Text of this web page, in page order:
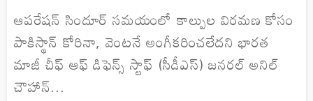
ఆపరేషన్ సిందూర్ సమయంలో కాల్పుల విరమణ కోసం
పాకిస్థాన్ కోరినా, వెంటనే అంగీకరించలేదని భారత
మాజీ చీఫ్ ఆఫ్ డిఫెన్స్ స్టాఫ్ (సీడీఎస్) జనరల్ అనిల్
చౌహాన్...